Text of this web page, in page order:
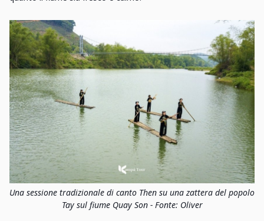
Una sessione tradizionale di canto Then su una zattera del popolo
Tay sul fiume Quay Son - Fonte: Oliver